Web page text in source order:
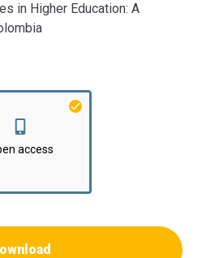
in Higher Education: A
Fakultet
access